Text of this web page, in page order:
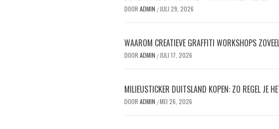
DOOR ADMIN / JULI 29, 2026
WAAROM CREATIEVE GRAFFITI WORKSHOPS
DOOR ADMIN / JULI 17, 2026
MILIEUSTICKER DUITSLAND KOPEN: ZO REGEL JE
DOOR ADMIN /MEI 26, 2026